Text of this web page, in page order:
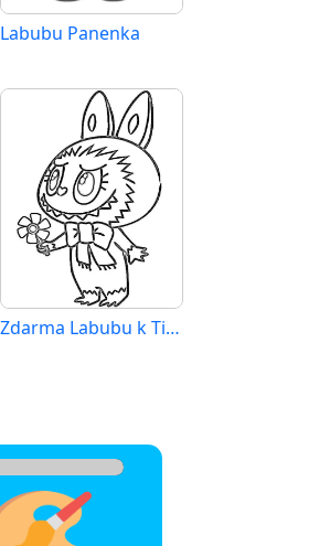
Labubu Panenka
Zdarma Labubu k Tisku pro Děti